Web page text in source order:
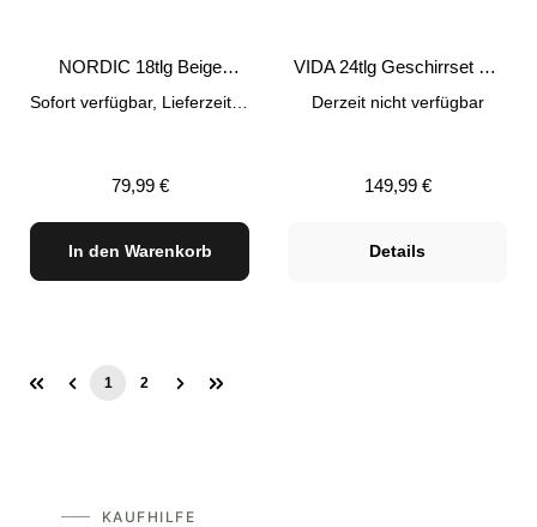
NORDIC 18tlg Beige
Regulärer Preis:
79,99 €
In den Warenkorb
VIDA 24tlg Geschirrset mit
Derzeit nicht verfügbar
Regulärer Preis:
149,99 €
Details
Seite
1
Seite
2
KAUFHILFE